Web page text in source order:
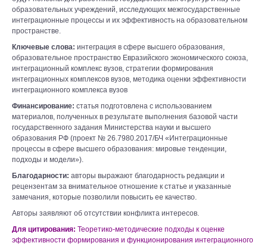
образовательных учреждений, исследующих межгосударственные
интеграционные процессы и их эффективность на образовательном
пространстве.
Ключевые слова: интеграция в сфере высшего образования,
образовательное пространство Евразийского экономического союза,
интеграционный комплекс вузов, стратегии формирования
интеграционных комплексов вузов, методика оценки эффективности
интеграционного комплекса вузов
Финансирование: статья подготовлена с использованием
материалов, полученных в результате выполнения базовой части
государственного задания Министерства науки и высшего
образования РФ (проект № 26.7980.2017/БЧ «Интеграционные
процессы в сфере высшего образования: мировые тенденции,
подходы и модели»).
Благодарности: авторы выражают благодарность редакции и
рецензентам за внимательное отношение к статье и указанные
замечания, которые позволили повысить ее качество.
Авторы заявляют об отсутствии конфликта интересов.
Для цитирования: Теоретико-методические подходы к оценке
эффективности формирования и функционирования интеграционного